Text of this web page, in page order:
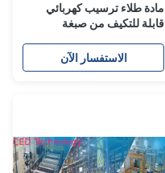
مادة طلاء ترسيب كهربائي
قابلة للتكيف من صبغة
الاستفسار الآن